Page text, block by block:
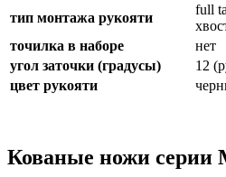
тип монтажа рукояти
full
точилка в наборе
нет
угол заточки (градусы)
12
цвет рукояти
Кованые ножи серии